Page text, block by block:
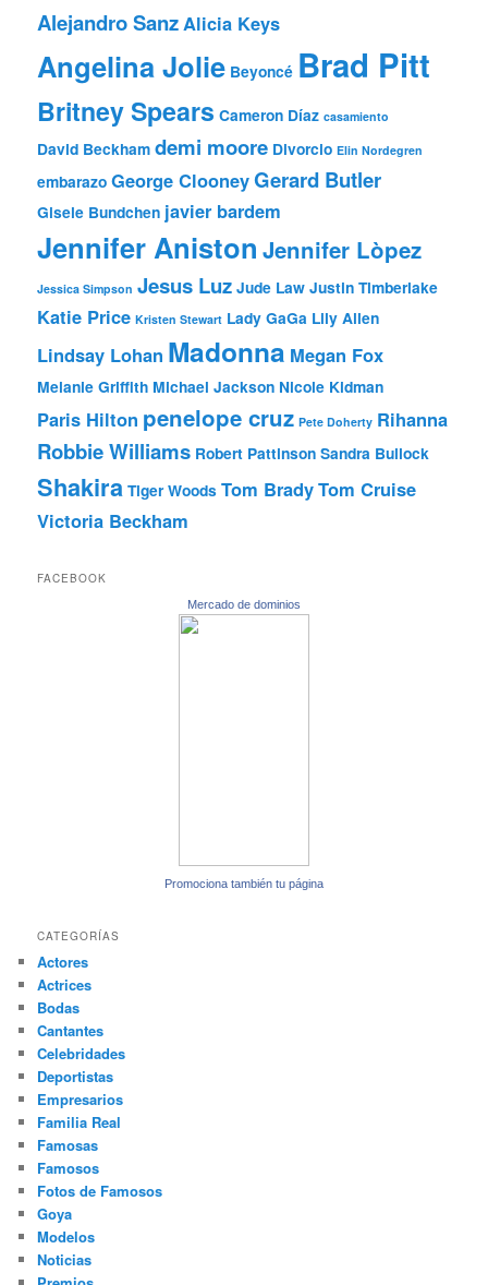
Alejandro SanzAlicia Keys
Angelina Jolie Beyoncé Brad Pitt
Britney Spears Cameron Díaz casamiento
David Beckham demi moore Divorcio Elin Nordegren
embarazo George ClooneyGerard Butler
Gisele Bundchen javier bardem
Jennifer Aniston Jennifer Lòpez
Jessica Simpson Jesus Luz Jude Law Justin Timberlake
Katie Price Kristen Stewart Lady GaGa Lily Allen
Lindsay Lohan Madonna Megan Fox
Melanie Griffith Michael Jackson Nicole Kidman
Paris Hilton penelope cruz Pete Doherty Rihanna
Robbie Williams Robert Pattinson Sandra Bullock
Shakira Tiger Woods Tom BradyTom Cruise
Victoria Beckham
FACEBOOK
Mercado de dominios
Promociona también tu página
CATEGORÍAS
Actores
Actrices
Bodas
Cantantes
Celebridades
Deportistas
Empresarios
Familia Real
Famosas
Famosos
Fotos de Famosos
Goya
Modelos
Noticias